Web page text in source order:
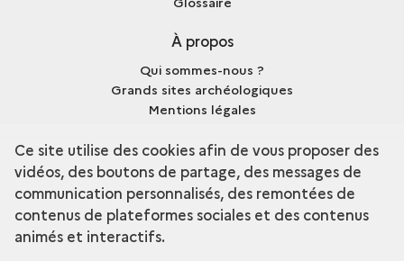
À propos
Qui sommes-nous ?
Grands sites archéologiques
Mentions légales
Découvrir la collection
Ce site utilise des cookies afin de vous proposer des
vidéos, des boutons de partage, des messages de
communication personnalisés, des remontées de
contenus de plateformes sociales et des contenus
animés et interactifs.